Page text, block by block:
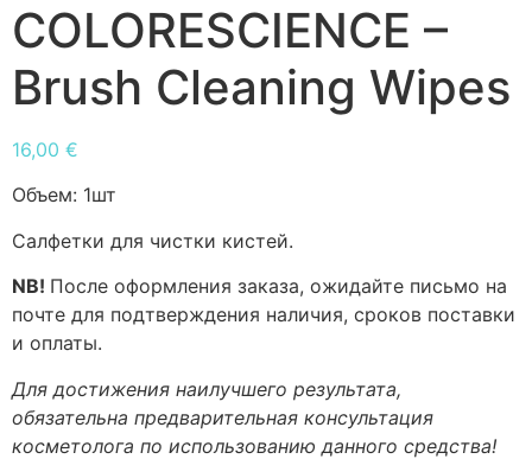
COLORESCIENCE –
Brush Cleaning Wipes
16,00 €
Объем: 1шт
Салфетки для чистки кистей.
NB! После оформления заказа, ожидайте письмо на
почте для подтверждения наличия, сроков поставки
и оплаты.
Для достижения наилучшего результата,
обязательна предварительная консультация
косметолога по использованию данного средства!